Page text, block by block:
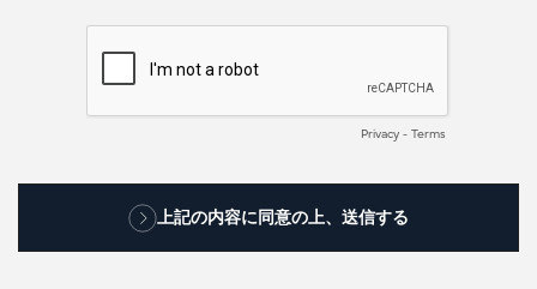
適切な管理を義務付けた上で、当社グループ会社に対しe-mail等で
当該個人情報を提供いたします。
以上の目的のため、お客様の個人情報を委託先に預託することがご
ざいます。
お客様の個人情報は、富士通株式会社の個人情報保護ポリシー
づいて適切に取り扱います。
Privacy - Terms
上記の内容に同意の上、送信する